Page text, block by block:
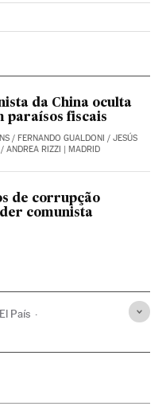
en Instagram
en Facebook
da China oculta
paraísos fiscais
/ FERNANDO GUALDONI / JESÚS
/ ANDREA RIZZI | MADRID
de corrupção
comunista
El País